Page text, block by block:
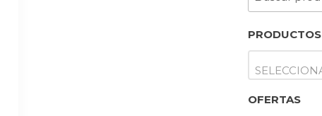
PRODUCTOS
OFERTAS